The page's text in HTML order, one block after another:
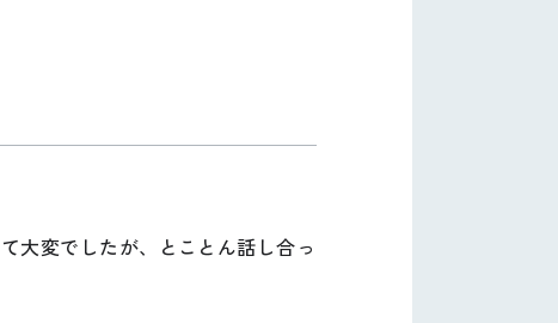
大変でしたが、とことん話し合っ